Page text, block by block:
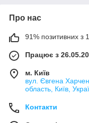
Про нас
91% позитивних з
Працює з
м. Київ
вул. Євгена
область, Київ,
Контакти